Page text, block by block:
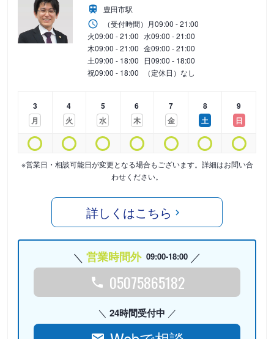
豊田市駅
（受付時間） 月09:00 - 21:00
火09:00 - 21:00 水09:00 - 21:00
木09:00 - 21:00 金09:00 - 21:00
土09:00 - 18:00 日09:00 - 18:00
祝09:00 - 18:00 （定休日）なし
3
月
4
火
5
水
6
木
7
金
8
土
9
日
※営業日・相談可能日が変更となる場合もございます。詳細はお問い合
わせください。
詳しくはこちら
営業時間外 09:00-18:00
05075865182
24時間受付中